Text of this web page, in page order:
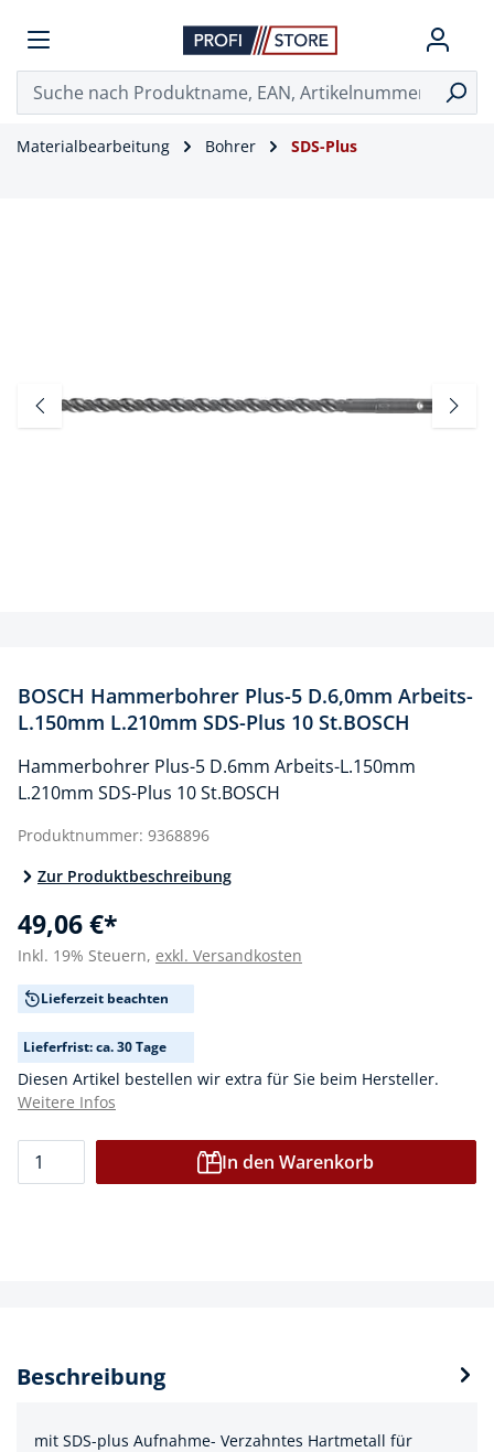
Materialbearbeitung Bohrer SDS-Plus
BOSCH Hammerbohrer Plus-5 D.6,0mm Arbeits-
L.150mm L.210mm SDS-Plus 10 St.BOSCH
Hammerbohrer Plus-5 D.6mm Arbeits-L.150mm
L.210mm SDS-Plus 10 St.BOSCH
Produktnummer: 9368896
Zur Produktbeschreibung
49,06 €*
Inkl. 19% Steuern, exkl. Versandkosten
Lieferzeit beachten
Lieferfrist: ca. 30 Tage
Diesen Artikel bestellen wir extra für Sie beim Hersteller.
Weitere Infos
In den Warenkorb
Beschreibung
mit SDS-plus Aufnahme- Verzahntes Hartmetall für